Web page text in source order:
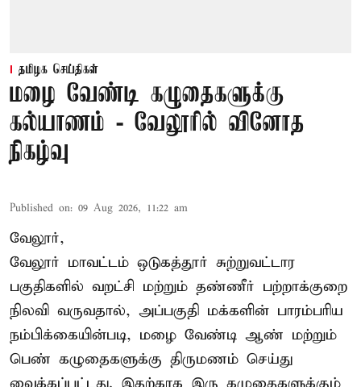
தமிழக செய்திகள்
மழை வேண்டி கழுதைகளுக்கு
கல்யாணம் - வேலூரில் வினோத
நிகழ்வு
Published on: 09 Aug 2026, 11:22 am
வேலூர்,
வேலூர் மாவட்டம் ஒடுகத்தூர் சுற்றுவட்டார
பகுதிகளில் வறட்சி மற்றும் தண்ணீர் பற்றாக்குறை
நிலவி வருவதால், அப்பகுதி மக்களின் பாரம்பரிய
நம்பிக்கையின்படி, மழை வேண்டி ஆண் மற்றும்
பெண் கழுதைகளுக்கு திருமணம் செய்து
வைக்கப்பட்டது. இதற்காக இரு கழுதைகளுக்கும்